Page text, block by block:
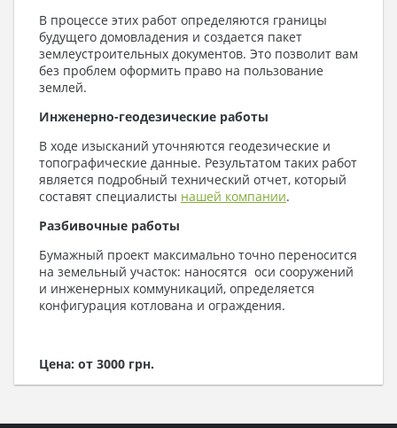
В процессе этих работ определяются границы
будущего домовладения и создается пакет
землеустроительных документов. Это позволит вам
без проблем оформить право на пользование
землей.
Инженерно-геодезические работы
В ходе изысканий уточняются геодезические и
топографические данные. Результатом таких работ
является подробный технический отчет, который
составят специалисты нашей компании.
Разбивочные работы
Бумажный проект максимально точно переносится
на земельный участок: наносятся оси сооружений
и инженерных коммуникаций, определяется
конфигурация котлована и ограждения.
Цена: от 3000 грн.